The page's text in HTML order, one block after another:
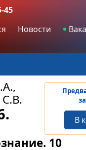
45
Новости
В
10